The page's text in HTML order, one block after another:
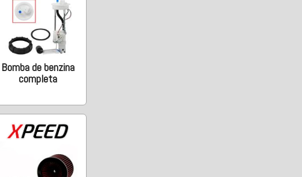
Bomba de benzina
completa